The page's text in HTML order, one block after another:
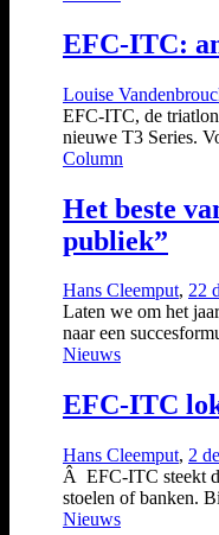
EFC-ITC:
Louise
EFC-ITC, de
nieuwe T3 Series.
Column
Het beste
publiek”
Hans Cleemput, 22
Laten we om het
naar een
Nieuws
EFC-ITC
Hans Cleemput, 2
Â EFC-ITC steekt
stoelen of banken.
Nieuws